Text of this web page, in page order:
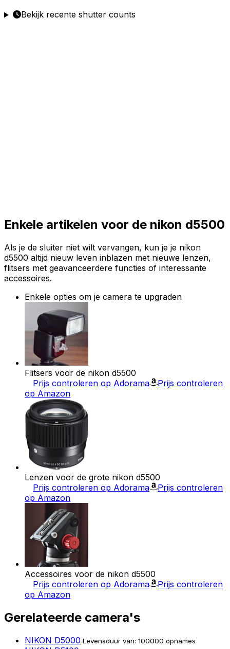
Bekijk recente shutter counts
Enkele artikelen voor de nikon d5500
Als je de sluiter niet wilt vervangen, kun je je nikon
d5500 altijd nieuw leven inblazen met nieuwe lenzen,
flitsers met geavanceerdere functies of interessante
accessoires.
Enkele opties om je camera te upgraden
Flitsers voor de nikon d5500
Prijs controleren op Adorama
Prijs controleren
op Amazon
Lenzen voor de grote nikon d5500
Prijs controleren op Adorama
Prijs controleren
op Amazon
Accessoires voor de nikon d5500
Prijs controleren op Adorama
Prijs controleren
op Amazon
Gerelateerde camera's
NIKON D5000 Levensduur van: 100000 opnames